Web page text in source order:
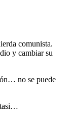
comunista.
y cambiar su
no se puede